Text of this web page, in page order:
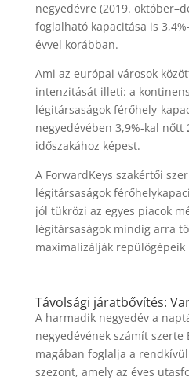
negyedévre (2019.
foglalható kapacitása is
évvel korábban.
Ami az európai városok
intenzitását illeti: a
légitársaságok férőhely-
negyedévében 3,9%-kal nőtt
időszakához képest.
A ForwardKeys szakértői
légitársaságok
jól tükrözi az egyes piacok
légitársaságok mindig arra
maximalizálják repülőgépeik
Távolsági járatbővítés:
A harmadik negyedév a
negyedévének számít szerte
magában foglalja a
szezont, amely az éves